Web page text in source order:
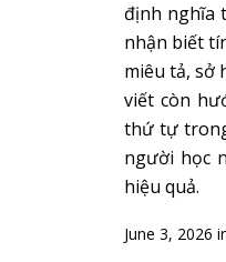
định nghĩa
nhận biết
miêu tả, sở
viết còn
thứ tự
người học
hiệu quả.
June 3, 2026